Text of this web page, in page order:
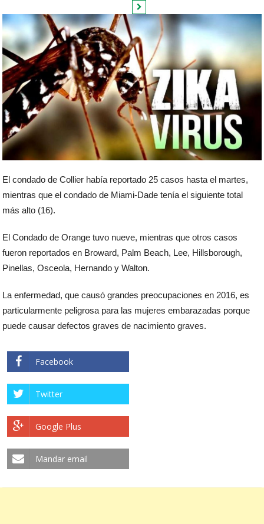
El condado de Collier había reportado 25 casos hasta el martes,
mientras que el condado de Miami-Dade tenía el siguiente total
más alto (16).
El Condado de Orange tuvo nueve, mientras que otros casos
fueron reportados en Broward, Palm Beach, Lee, Hillsborough,
Pinellas, Osceola, Hernando y Walton.
La enfermedad, que causó grandes preocupaciones en 2016, es
particularmente peligrosa para las mujeres embarazadas porque
puede causar defectos graves de nacimiento graves.
Facebook
Twitter
Google Plus
Mandar email